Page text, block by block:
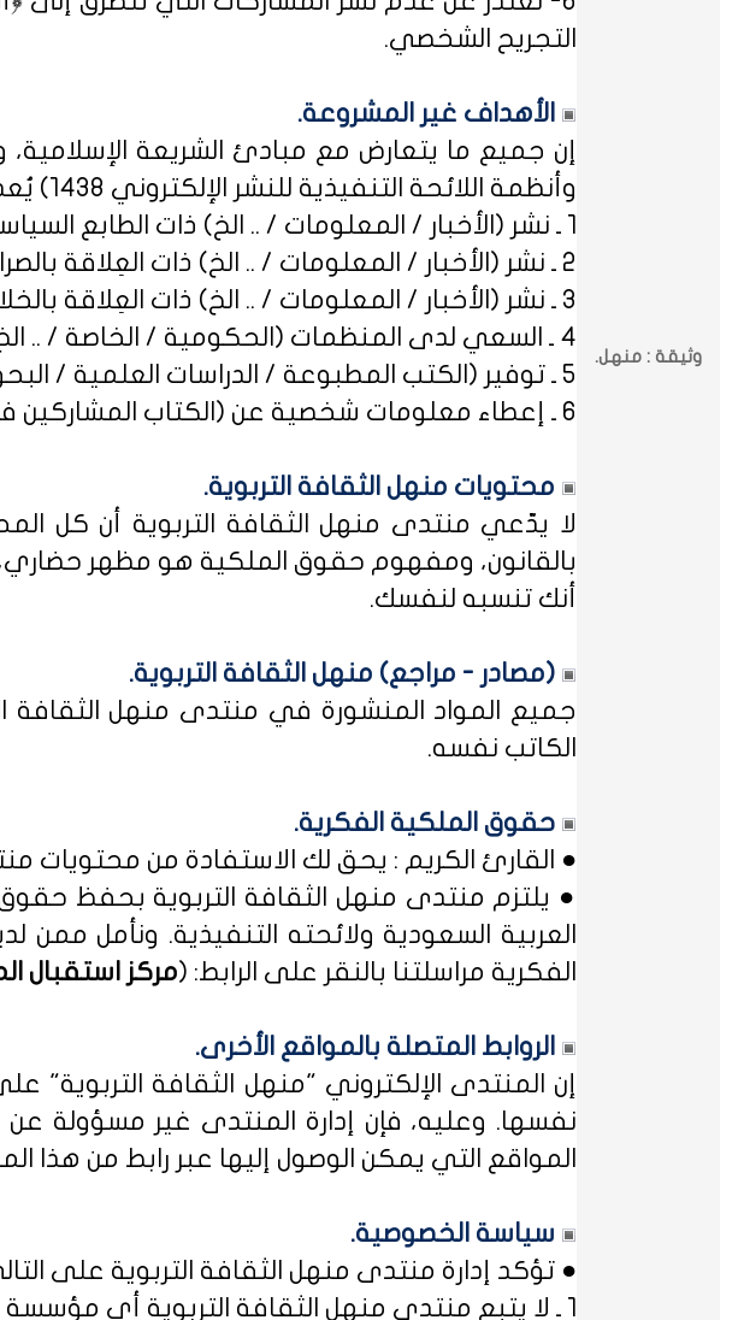
وثيقة : منهل.
التجريح الشخصي.
الأهداف غير المشروعة.
إن جميع ما يتعارض مع مبادئ الشريعة
وأنظمة اللائحة التنفيذية للنشر الإلكتروني 1438
)
1 ـ نشر (الأخبار / المعلومات / .. الخ) ذات الطابع السياسي، أو المتضمنة أسماء سياسيين.
2 ـ نشر (الأخبار / المعلومات / .. الخ) ذات العِلاقة بالصراعات (المذهبية / الطائفية / الحزبية / السياسية / .. الخ).
3 ـ نشر (الأخبار / المعلومات / .. الخ) ذات العِلاقة بالخلافات (الرسمية / الشخصية) مع المنظمات (الحكومية / الخاصة / .. الخ).
4 ـ السعي لدى المنظمات (الحكومية / الخاصة / .. الخ) بطلب أو متابعة (التوظيف / الدراسة / البلاغات / الشكاوى / .. الخ).
5 ـ توفير (الكتب المطبوعة / الدراسات العلمية / البحوث الإجرائية / أوراق العمل / الوثائق / التشريعات / الملخصات / .. الخ).
6 ـ إعطاء معلومات شخصية عن (الكتاب المشاركين في منهل الثقافة التربوية / المسؤولين في مختلف المنظمات / .. الخ).
محتويات منهل الثقافة التربوية.
لا يدّعي منتدى منهل الثقافة التربوية أن كل
بالقانون، ومفهوم حقوق الملكية هو مظهر
أنك تنسبه لنفسك.
(مصادر - مراجع) منهل الثقافة التربوية.
جميع المواد المنشورة في منتدى منهل الثقافة
الكاتب نفسه.
حقوق الملكية الفكرية.
● القارئ الكريم : يحق لك الاستفادة من محتويات
● يلتزم منتدى منهل الثقافة التربوية بحفظ حقوق
العربية السعودية ولائحته التنفيذية. ونأمل ممن
الفكرية مراسلتنا بالنقر على الرابط: (مركز استقبال
الروابط المتصلة بالمواقع الأخرى.
إن المنتدى الإلكتروني "منهل الثقافة
نفسها. وعليه، فإن إدارة المنتدى غير مسؤولة
المواقع التي يمكن الوصول إليها عبر رابط من هذا
سياسة الخصوصية.
● تؤكد إدارة منتدى منهل الثقافة التربوية على
1 ـ لا يتبع منتدى منهل الثقافة التربوية أي مؤسسة أو منظمة حكومية ... فمنهل لثقافتك !